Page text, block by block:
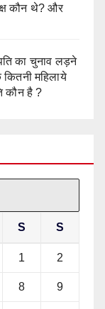
कौन थे? और
का चुनाव लड़ने
महिलाये
कौन है ?
S S
1 2
8 9